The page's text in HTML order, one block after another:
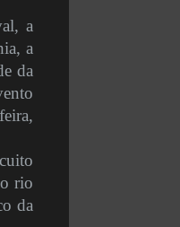
a
a
da
rio
da